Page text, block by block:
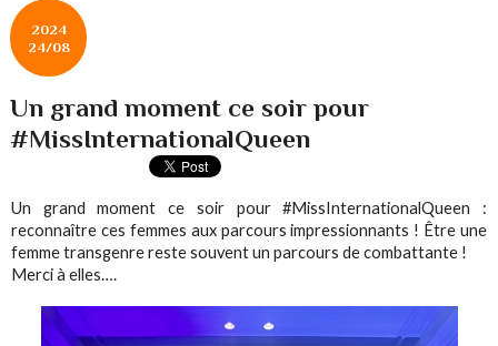
2024
24/08
Un grand moment ce soir pour
#MissInternationalQueen
Un grand moment ce soir pour #MissInternationalQueen :
reconnaître ces femmes aux parcours impressionnants ! Être une
femme transgenre reste souvent un parcours de combattante !
Merci à elles….